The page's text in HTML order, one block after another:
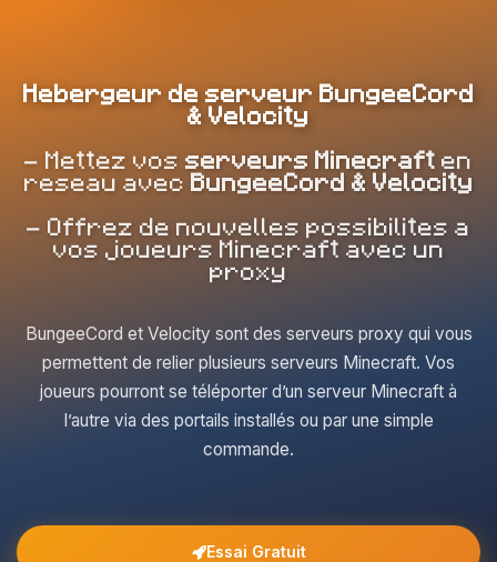
Hebergeur de serveur BungeeCord
& Velocity
- Mettez vos serveurs Minecraft en
reseau avec BungeeCord & Velocity
- Offrez de nouvelles possibilites a
vos joueurs Minecraft avec un
proxy
BungeeCord et Velocity sont des serveurs proxy qui vous
permettent de relier plusieurs serveurs Minecraft. Vos
joueurs pourront se téléporter d’un serveur Minecraft à
l’autre via des portails installés ou par une simple
commande.
Essai Gratuit